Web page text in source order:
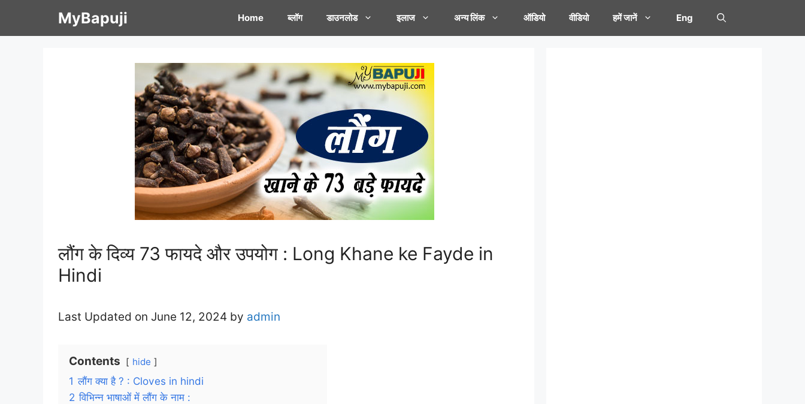
MyBapuji Home ब्लॉग डाउनलोड इलाज अन्य लिंक ऑडियो वीडियो हमें जानें Eng
लौंग के दिव्य 73 फायदे और उपयोग : Long Khane ke Fayde in
Hindi
Last Updated on June 12, 2024 by admin
Contents hide
1 लौंग क्या है ? : Cloves in hindi
2 विभिन्न भाषाओं में लौंग के नाम :